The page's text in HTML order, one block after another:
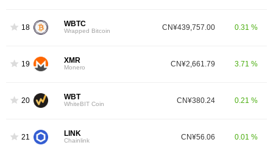
18 WBTC
Wrapped Bitcoin CN¥439,757.00 0.31 %
19 XMR
Monero CN¥2,661.79 3.71 %
20 WBT
WhiteBIT Coin CN¥380.24 0.21 %
21 LINK
Chainlink CN¥56.06 0.01 %